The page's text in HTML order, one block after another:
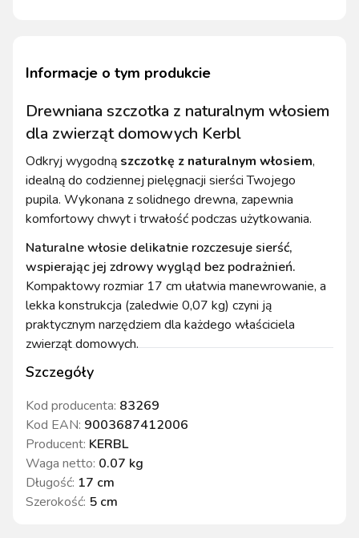
Szczegóły
Kod producenta: 83269
Kod EAN: 9003687412006
Producent: KERBL
Waga netto: 0.07 kg
Długość: 17 cm
Szerokość: 5 cm
Informacje o tym produkcie
Drewniana szczotka z naturalnym włosiem
dla zwierząt domowych Kerbl
Odkryj wygodną szczotkę z naturalnym włosiem,
idealną do codziennej pielęgnacji sierści Twojego
pupila. Wykonana z solidnego drewna, zapewnia
komfortowy chwyt i trwałość podczas użytkowania.
Naturalne włosie delikatnie rozczesuje sierść,
wspierając jej zdrowy wygląd bez podrażnień.
Kompaktowy rozmiar 17 cm ułatwia manewrowanie, a
lekka konstrukcja (zaledwie 0,07 kg) czyni ją
praktycznym narzędziem dla każdego właściciela
zwierząt domowych.